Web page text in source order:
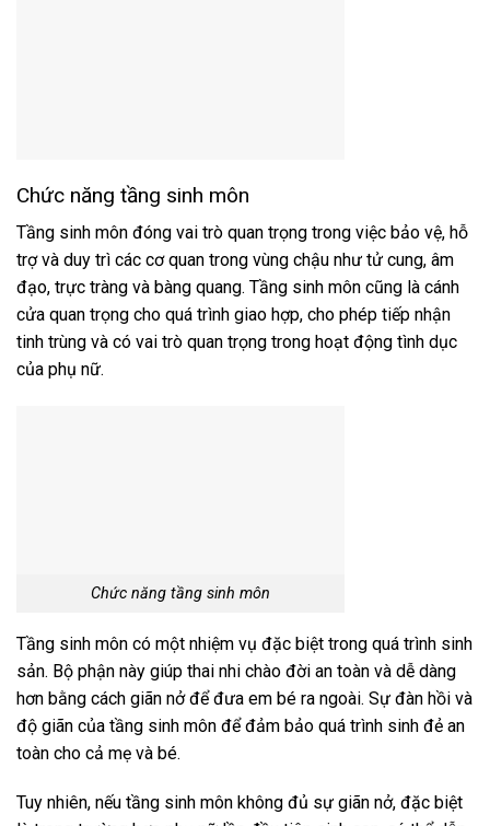
Chức năng tầng sinh môn
Tầng sinh môn đóng vai trò quan trọng trong việc bảo vệ, hỗ
trợ và duy trì các cơ quan trong vùng chậu như tử cung, âm
đạo, trực tràng và bàng quang. Tầng sinh môn cũng là cánh
cửa quan trọng cho quá trình giao hợp, cho phép tiếp nhận
tinh trùng và có vai trò quan trọng trong hoạt động tình dục
của phụ nữ.
Chức năng tầng sinh môn
Tầng sinh môn có một nhiệm vụ đặc biệt trong quá trình sinh
sản. Bộ phận này giúp thai nhi chào đời an toàn và dễ dàng
hơn bằng cách giãn nở để đưa em bé ra ngoài. Sự đàn hồi và
độ giãn của tầng sinh môn để đảm bảo quá trình sinh đẻ an
toàn cho cả mẹ và bé.
Tuy nhiên, nếu tầng sinh môn không đủ sự giãn nở, đặc biệt